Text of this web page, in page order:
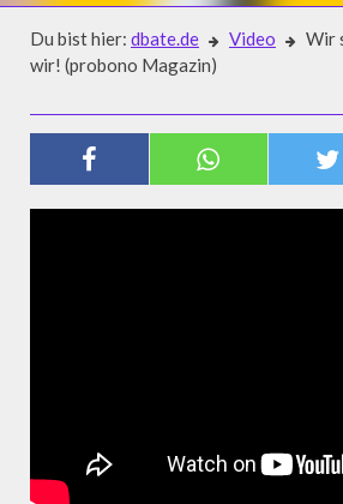
Du bist hier: dbate.de Video
Wir
wir! (probono Magazin)
WIR SIND DAS VOLK!
(PROBONO MAGAZIN)